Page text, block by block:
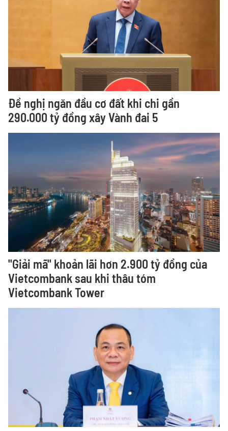
Đề nghị ngăn đầu cơ đất khi chi gần
290.000 tỷ đồng xây Vành đai 5
"Giải mã" khoản lãi hơn 2.900 tỷ đồng của
Vietcombank sau khi thâu tóm
Vietcombank Tower